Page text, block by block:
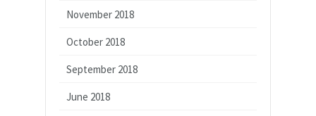
November 2018
October 2018
September 2018
June 2018